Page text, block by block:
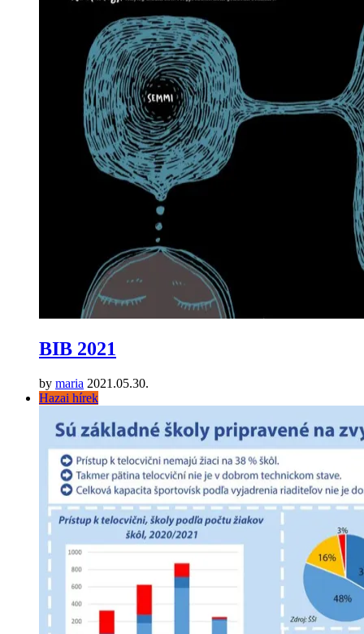
BIB 2021
by maria 2021.05.30.
Hazai hírek